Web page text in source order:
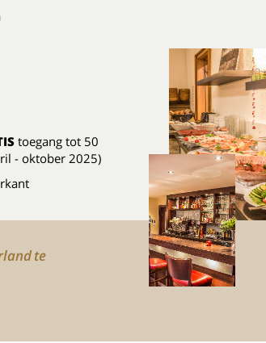
toegang tot 50
- oktober 2025)
te